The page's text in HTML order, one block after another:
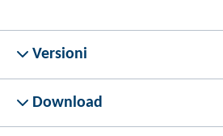
Versioni
Download